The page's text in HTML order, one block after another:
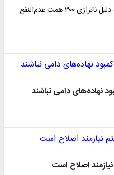
در سال گذشته در بخشی از صنعت به دلیل ناترازی ۳۰۰ همت عدم‌النفع
نهاده‌های دامی نباشند
اصلاح است